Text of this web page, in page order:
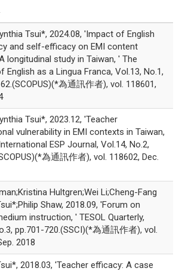
Tsui*, 2024.08, 'Impact of English
and self-efficacy on EMI content
longitudinal study in Taiwan, ' The
English as a Lingua Franca, Vol.13, No.1,
為通訊作者), vol. 118601,
Tsui*, 2023.12, 'Teacher
vulnerability in EMI contexts in Taiwan,
ESP Journal, Vol.14, No.2,
為通訊作者), vol. 118602, Dec.
Hultgren;Wei Li;Cheng-Fang
Shaw, 2018.09, 'Forum on
instruction, ' TESOL Quarterly,
pp.701-720.(SSCI)(*為通訊作者), vol.
2018
2018.03, 'Teacher efficacy: A case